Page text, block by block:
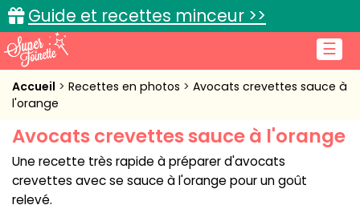
☰
Guide et recettes minceur >>
Accueil
Cuisine pratique
L'actu cuisine
Accueil Recettes en photos
Avocats crevettes sauce à
l'orange
Avocats crevettes sauce à l'orange
Une recette très rapide à préparer d'avocats
crevettes avec se sauce à l'orange pour un goût
relevé.